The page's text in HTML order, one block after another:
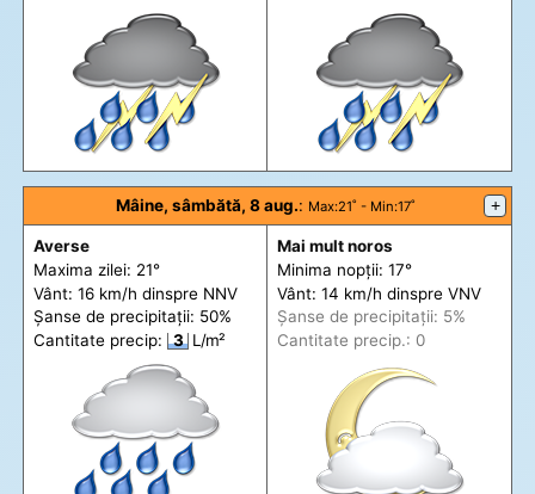
Mâine, sâmbătă, 8 aug.: Max:21˚ - Min:17˚ +
Averse
Maxima zilei: 21°
Vânt: 16 km/h dinspre NNV
Șanse de precipitații: 50%
Cantitate precip:
3 L/m²
Mai mult noros
Minima nopții: 17°
Vânt: 14 km/h dinspre VNV
Șanse de precipitații: 5%
Cantitate precip.: 0